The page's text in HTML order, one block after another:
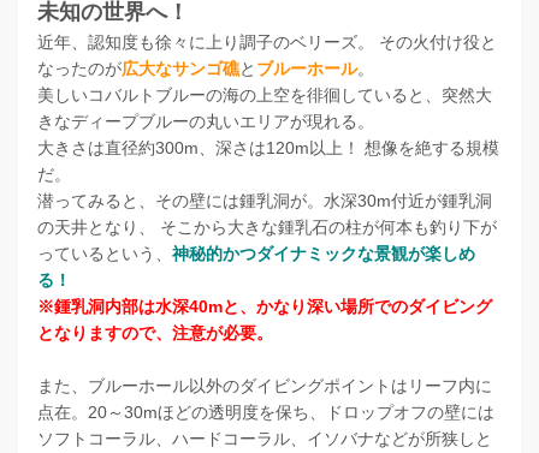
未知の世界へ！
近年、認知度も徐々に上り調子のベリーズ。 その火付け役と
なったのが広大なサンゴ礁と ブルーホール。
美しいコバルトブルーの海の上空を徘徊していると、突然大
きなディープブルーの丸いエリアが現れる。
大きさは直径約300m、深さは120m以上！ 想像を絶する規模
だ。
潜ってみると、その壁には鍾乳洞が。水深30m付近が鍾乳洞
の天井となり、 そこから大きな鍾乳石の柱が何本も釣り下が
っているという、 神秘的かつダイナミックな景観が楽しめ
る！
※鍾乳洞内部は水深40mと、かなり深い場所でのダイビング
となりますので、注意が必要。
また、ブルーホール以外のダイビングポイントはリーフ内に
点在。20～30mほどの透明度を保ち、ドロップオフの壁には
ソフトコーラル、ハードコーラル、イソバナなどが所狭しと